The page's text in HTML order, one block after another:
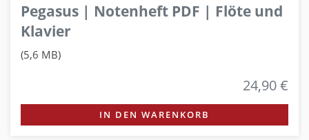
Pegasus | Notenheft PDF | Flöte und
Klavier
(5,6 MB)
24,90 €
IN DEN WARENKORB